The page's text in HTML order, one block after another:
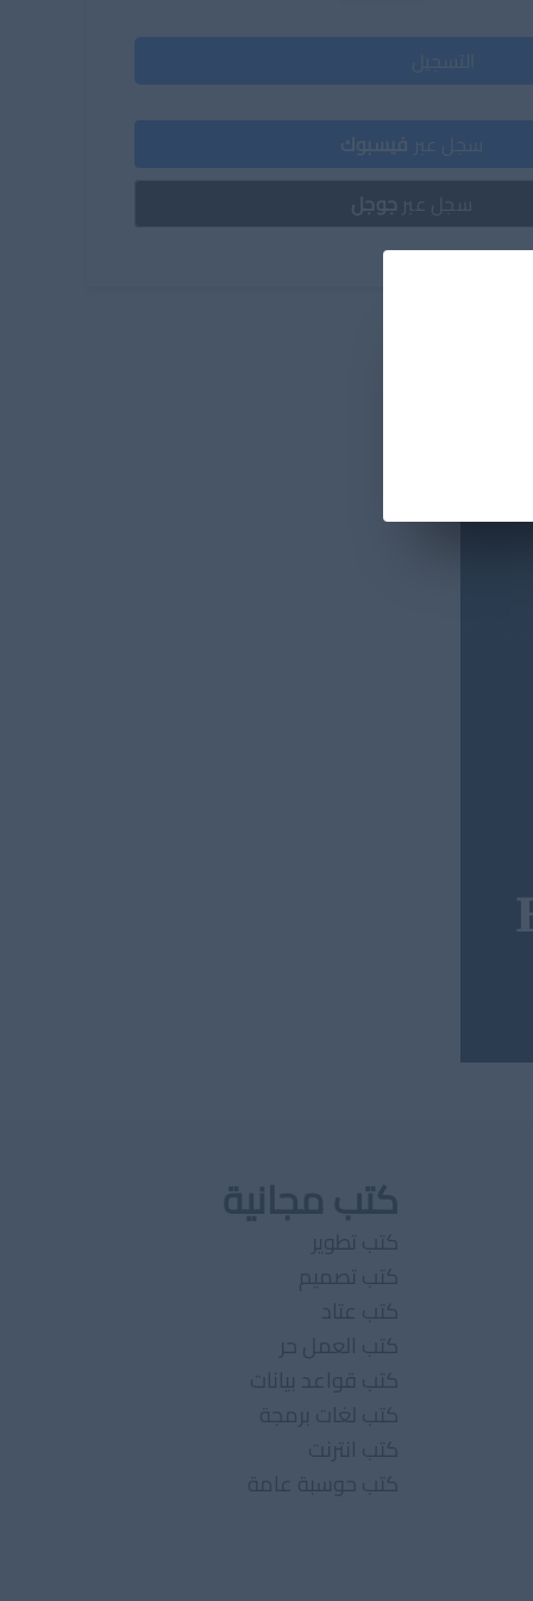
التسجيل
سجل عبر فيسبوك
كتب مجانية
كتب تطوير
كتب تصميم
كتب عتاد
كتب العمل حر
كتب قواعد بيانات
كتب لغات برمجة
كتب انترنت
كتب حوسبة عامة